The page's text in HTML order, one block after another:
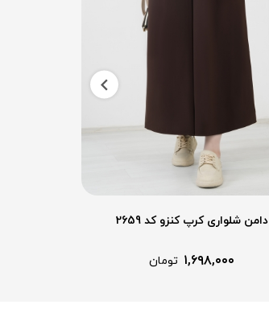
دامن شلواری کرپ کنزو کد 2659
۱,۶۹۸,۰۰۰ تومان